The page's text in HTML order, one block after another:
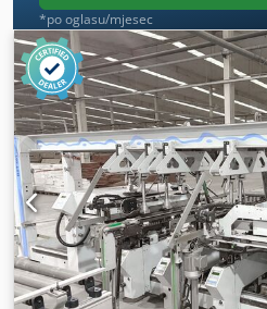
*po oglasu/mjesec